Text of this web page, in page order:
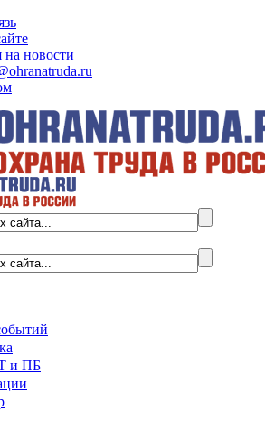
на новости
и ПБ